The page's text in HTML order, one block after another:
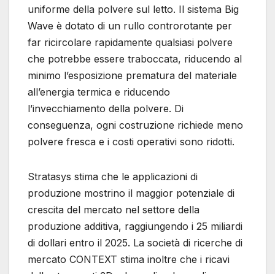
uniforme della polvere sul letto. Il sistema Big
Wave è dotato di un rullo controrotante per
far ricircolare rapidamente qualsiasi polvere
che potrebbe essere traboccata, riducendo al
minimo l’esposizione prematura del materiale
all’energia termica e riducendo
l’invecchiamento della polvere. Di
conseguenza, ogni costruzione richiede meno
polvere fresca e i costi operativi sono ridotti.
Stratasys stima che le applicazioni di
produzione mostrino il maggior potenziale di
crescita del mercato nel settore della
produzione additiva, raggiungendo i 25 miliardi
di dollari entro il 2025. La società di ricerche di
mercato CONTEXT stima inoltre che i ricavi